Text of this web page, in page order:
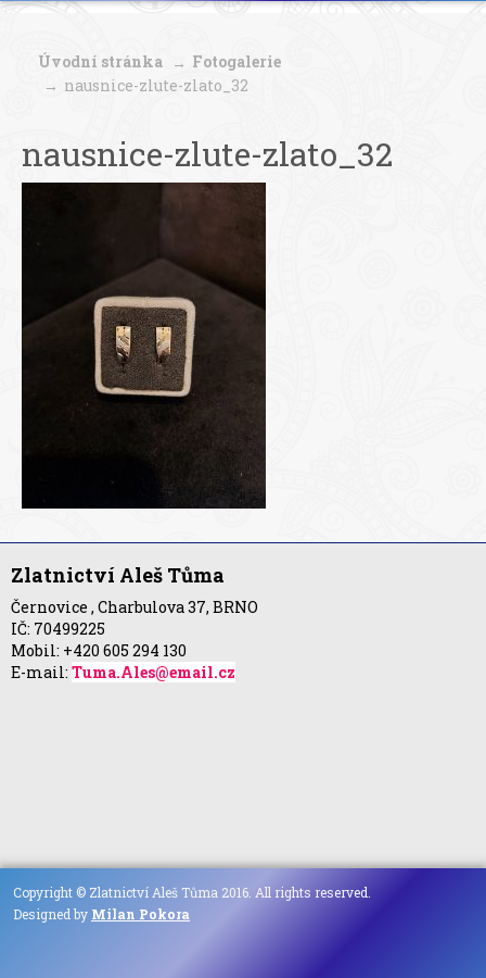
Úvodní stránka
Fotogalerie
nausnice-zlute-zlato_32
nausnice-zlute-zlato_32
Zlatnictví Aleš Tůma
Černovice , Charbulova 37, BRNO
IČ: 70499225
Mobil: +420 605 294 130
E-mail: Tuma.Ales@email.cz
Copyright © Zlatnictví Aleš Tůma 2016. All rights reserved.
Designed by Milan Pokora